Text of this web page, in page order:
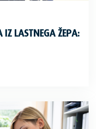
IZ LASTNEGA ŽEPA: